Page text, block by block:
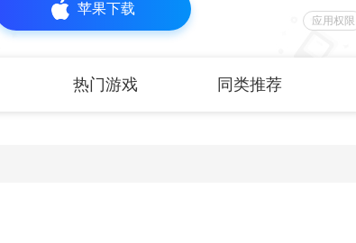
苹果下载
应用权限
热门游戏 同类推荐